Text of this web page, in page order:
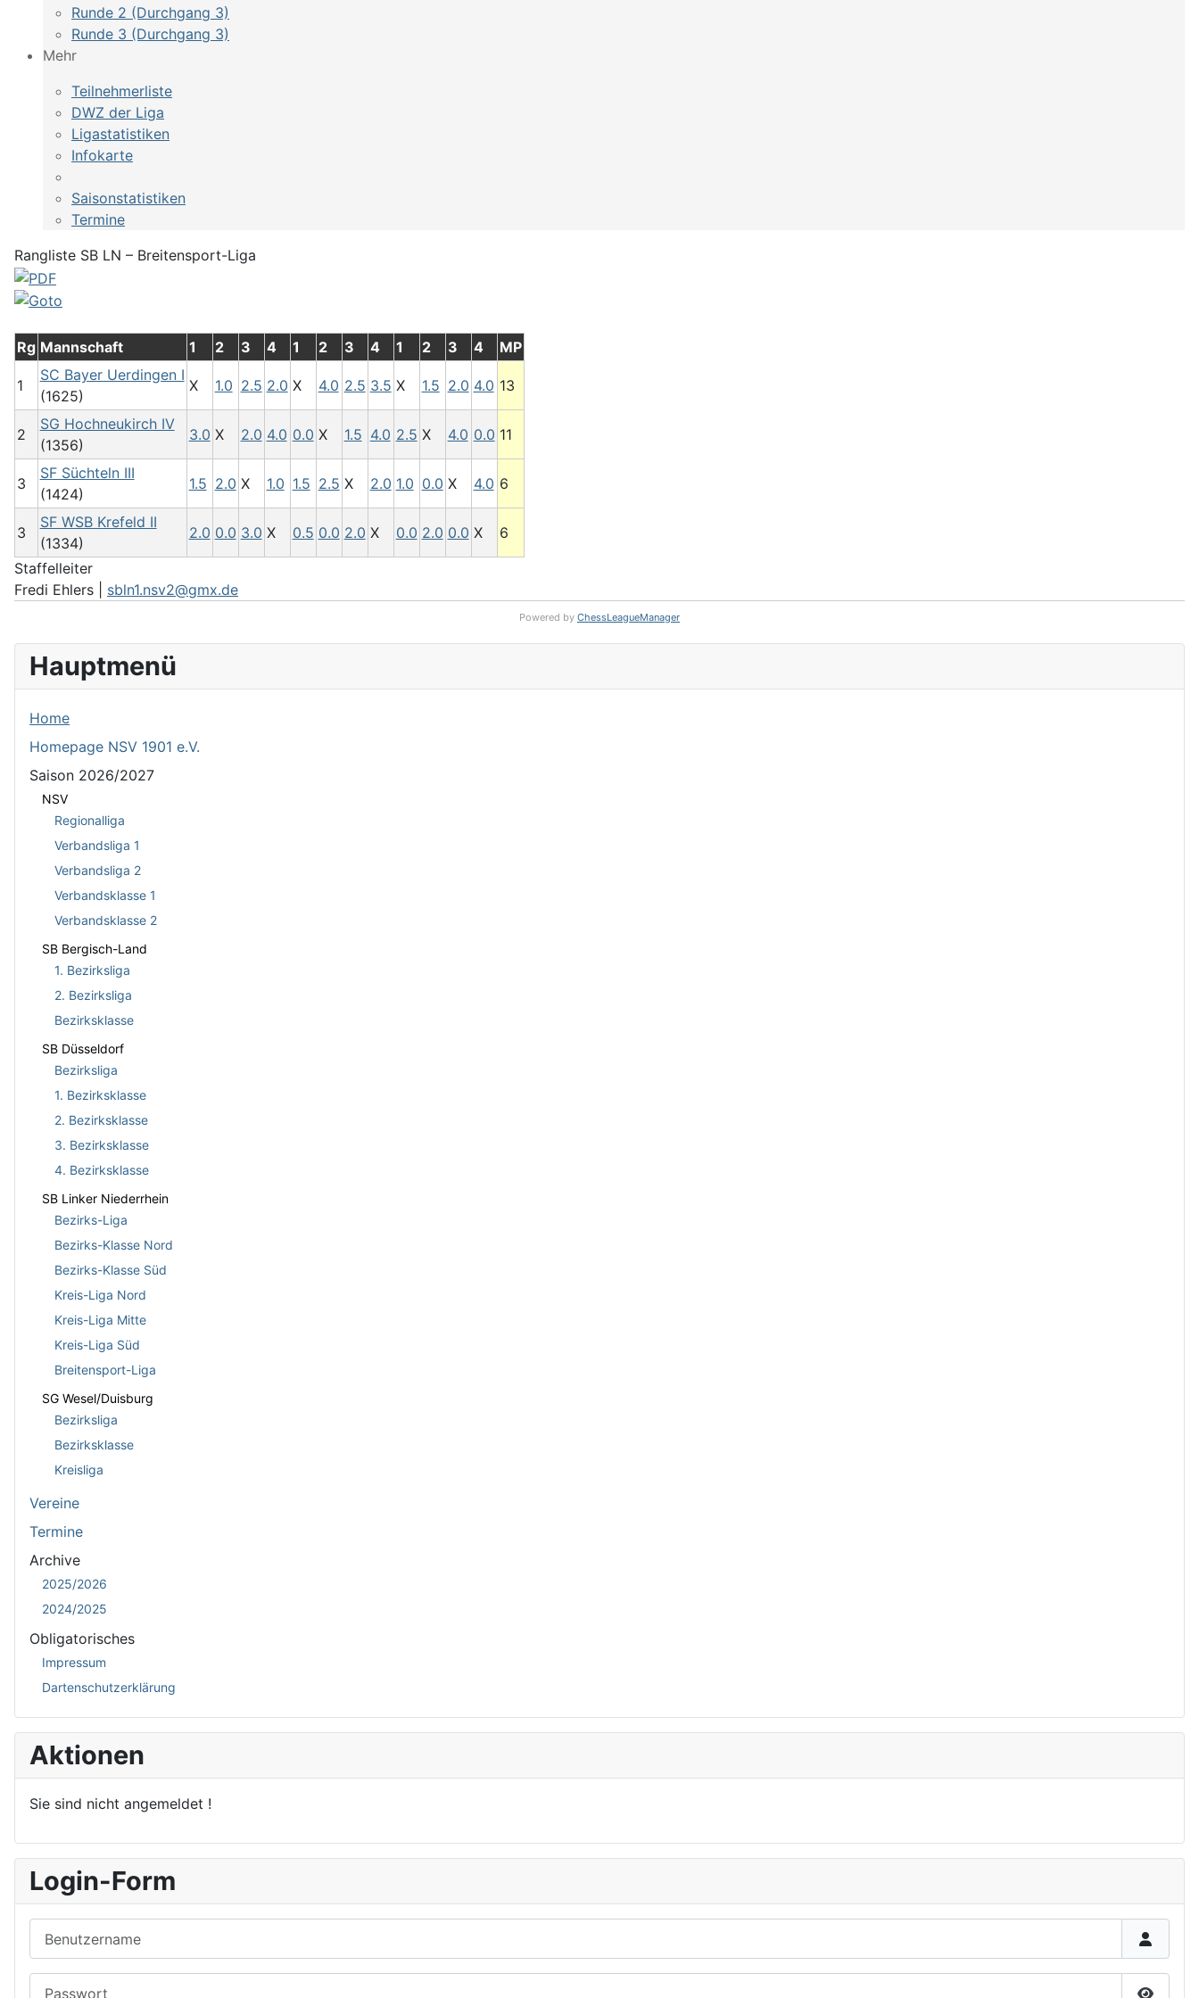
Runde 2 (Durchgang 3)
Runde 3 (Durchgang 3)
Mehr
Teilnehmerliste
DWZ der Liga
Ligastatistiken
Infokarte
Saisonstatistiken
Termine
Rangliste SB LN – Breitensport-Liga
Rg Mannschaft 1 2 3 4 1 2 3 4 1 2 3 4 MP
1
SC Bayer Uerdingen I
(1625)
X 1.0 2.5 2.0 X 4.0 2.5 3.5 X 1.5 2.0 4.0 13
2
SG Hochneukirch IV
(1356)
3.0 X 2.0 4.0 0.0 X 1.5 4.0 2.5 X 4.0 0.0 11
3
SF Süchteln III
(1424)
1.5 2.0 X 1.0 1.5 2.5 X 2.0 1.0 0.0 X 4.0 6
3
SF WSB Krefeld II
(1334)
2.0 0.0 3.0 X 0.5 0.0 2.0 X 0.0 2.0 0.0 X
6
Staffelleiter
Fredi Ehlers | sbln1.nsv2@gmx.de
Powered by ChessLeagueManager
Hauptmenü
Home
Homepage NSV 1901 e.V.
Saison 2026/2027
NSV
Regionalliga
Verbandsliga 1
Verbandsliga 2
Verbandsklasse 1
Verbandsklasse 2
SB Bergisch-Land
1. Bezirksliga
2. Bezirksliga
Bezirksklasse
SB Düsseldorf
Bezirksliga
1. Bezirksklasse
2. Bezirksklasse
3. Bezirksklasse
4. Bezirksklasse
SB Linker Niederrhein
Bezirks-Liga
Bezirks-Klasse Nord
Bezirks-Klasse Süd
Kreis-Liga Nord
Kreis-Liga Mitte
Kreis-Liga Süd
Breitensport-Liga
SG Wesel/Duisburg
Bezirksliga
Bezirksklasse
Kreisliga
Vereine
Termine
Archive
2025/2026
2024/2025
Obligatorisches
Impressum
Dartenschutzerklärung
Aktionen
Sie sind nicht angemeldet !
Login-Form